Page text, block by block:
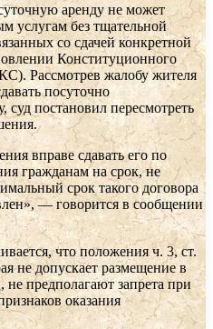
аренду не может
услугам без тщательной
со сдачей конкретной
Конституционного
Рассмотрев жалобу жителя
посуточно
постановил пересмотреть
вправе сдавать его по
гражданам на срок, не
срок такого договора
— говорится в сообщении
что положения ч. 3, ст.
не допускает размещение в
предполагают запрета при
оказания